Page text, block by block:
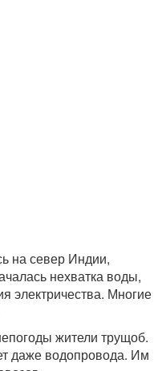
на север Индии,
нехватка воды,
электричества. Многие
жители трущоб.
даже водопровода. Им